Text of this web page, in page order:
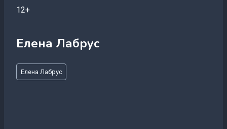
12+
Елена Лабрус
Метки
записи:
Елена Лабрус